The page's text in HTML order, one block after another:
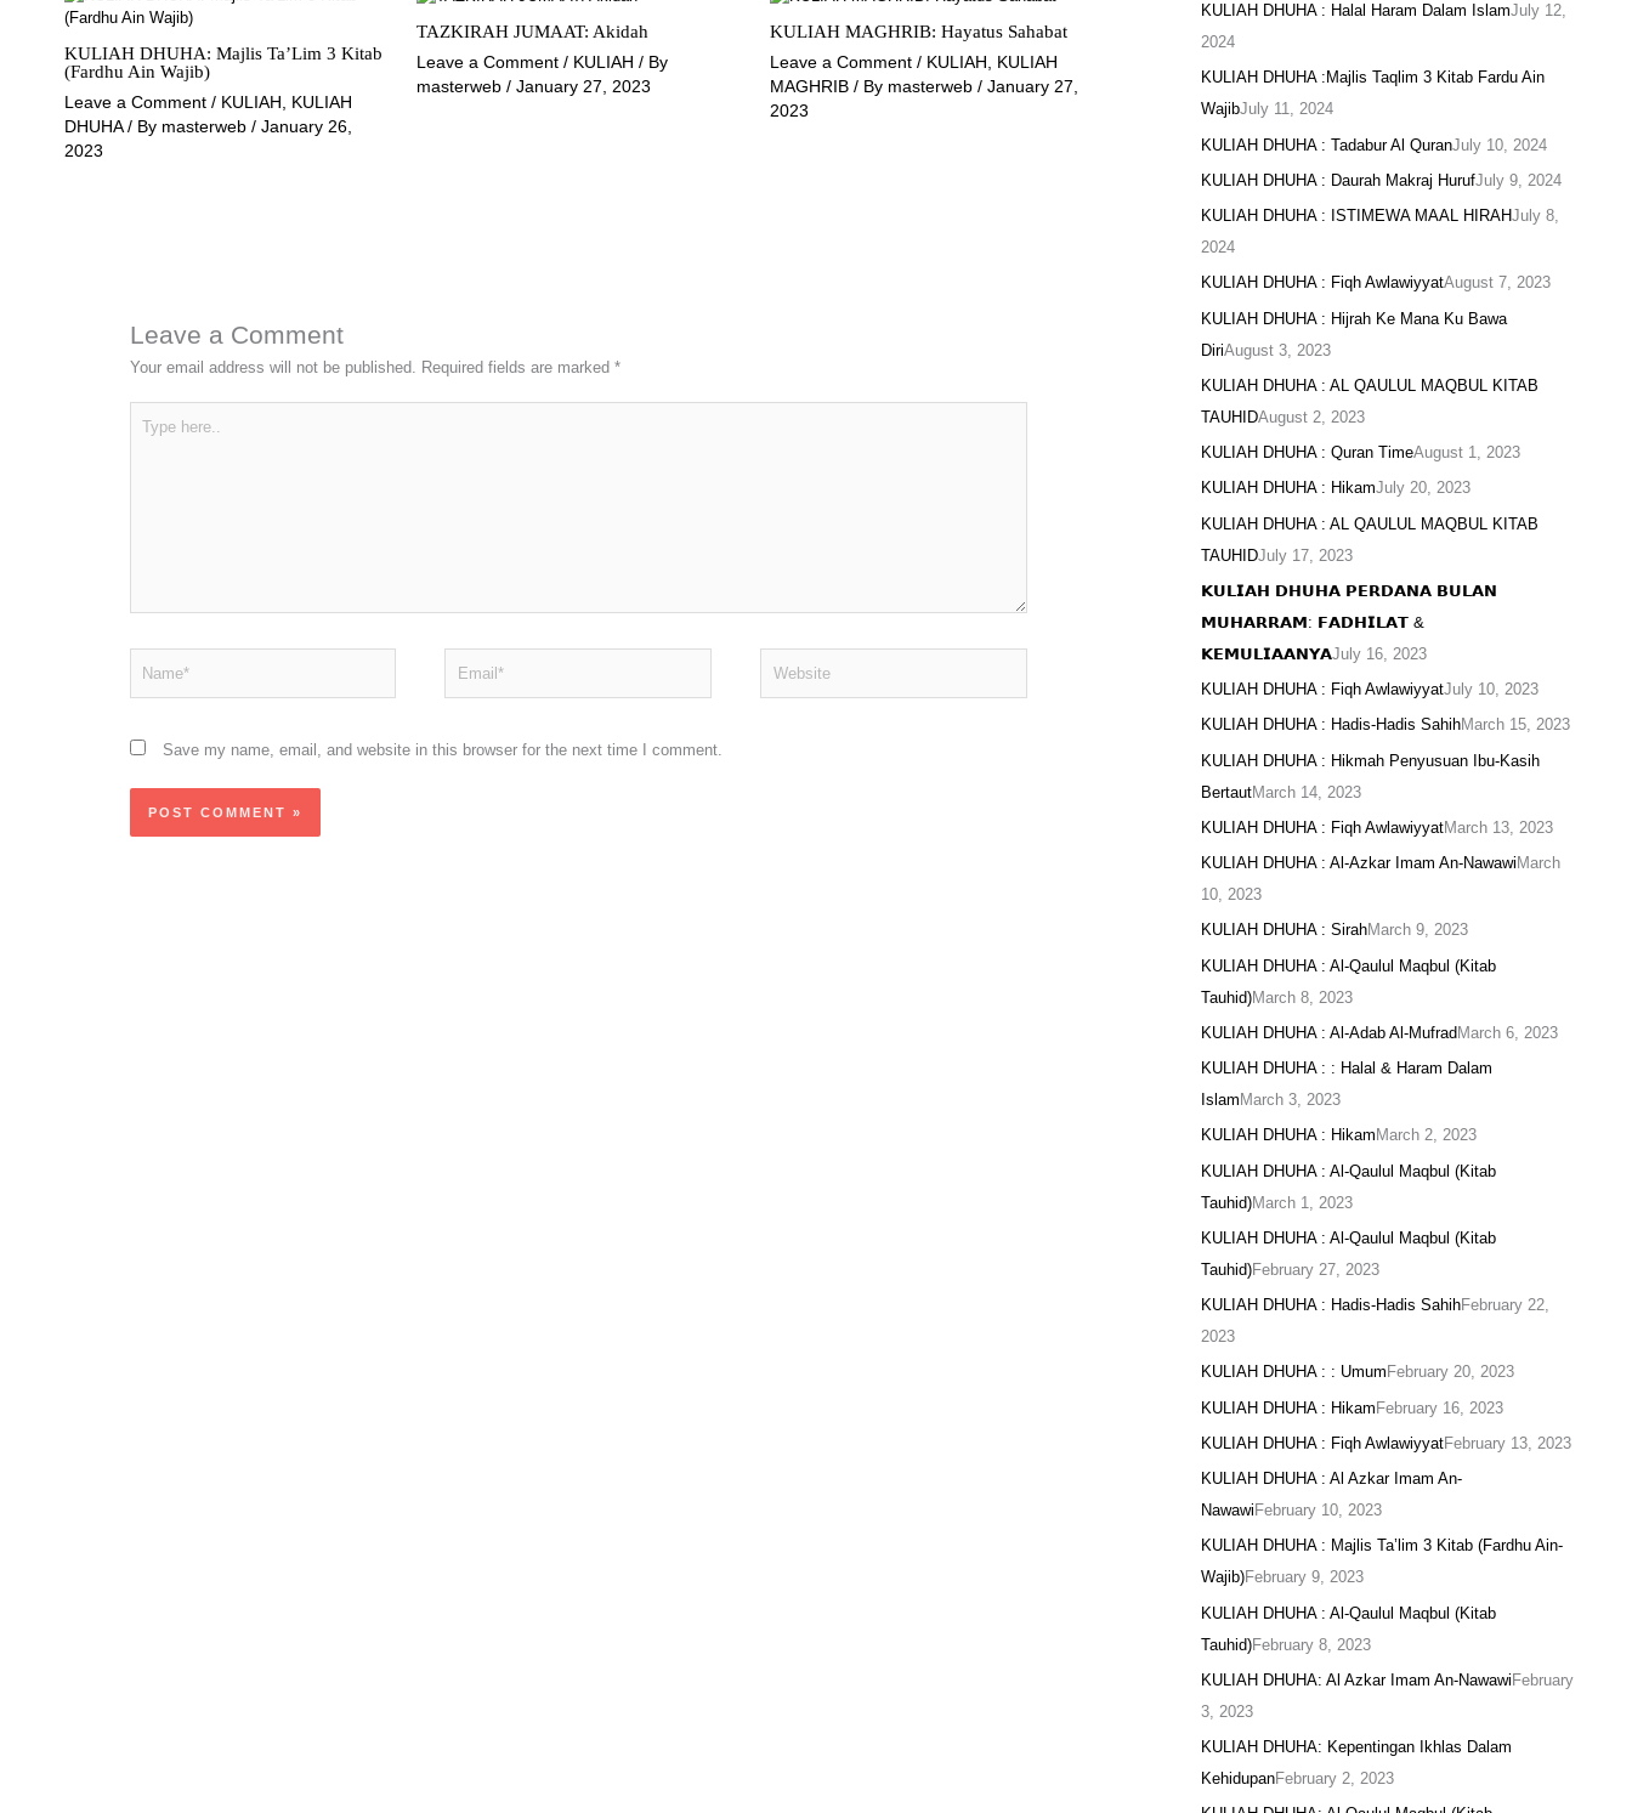
KULIAH DHUHA: Majlis Ta’Lim 3 Kitab
(Fardhu Ain Wajib)
Leave a Comment / KULIAH, KULIAH
DHUHA/ By masterweb / January 26,
2023
TAZKIRAH JUMAAT: Akidah
Leave a Comment / KULIAH / By
masterweb/January 27, 2023
KULIAH MAGHRIB: Hayatus Sahabat
Leave a Comment / KULIAH, KULIAH
MAGHRIB / By masterweb/January 27,
2023
Leave a Comment
Your email address will not be published. Required fields are marked *
here..
Save my name, email, and website in this browser for the next time I comment.
KULIAH DHUHA : Halal Haram Dalam IslamJuly 12,
2024
KULIAH DHUHA :Majlis Taqlim 3 Kitab Fardu Ain
WajibJuly 11, 2024
KULIAH DHUHA : Tadabur Al QuranJuly 10, 2024
KULIAH DHUHA : Daurah Makraj HurufJuly 9, 2024
KULIAH DHUHA : ISTIMEWA MAAL HIRAHJuly 8,
2024
KULIAH DHUHA : Fiqh AwlawiyyatAugust 7, 2023
KULIAH DHUHA : Hijrah Ke Mana Ku Bawa
DiriAugust 3, 2023
KULIAH DHUHA : AL QAULUL MAQBUL KITAB
TAUHIDAugust 2, 2023
KULIAH DHUHA : Quran TimeAugust 1, 2023
KULIAH DHUHA : HikamJuly 20, 2023
KULIAH DHUHA : AL QAULUL MAQBUL KITAB
TAUHIDJuly 17, 2023
𝗞𝗨𝗟𝗜𝗔𝗛 𝗗𝗛𝗨𝗛𝗔 𝗣𝗘𝗥𝗗𝗔𝗡𝗔 𝗕𝗨𝗟𝗔𝗡
𝗠𝗨𝗛𝗔𝗥𝗥𝗔𝗠: 𝗙𝗔𝗗𝗛𝗜𝗟𝗔𝗧 &
𝗞𝗘𝗠𝗨𝗟𝗜𝗔𝗔𝗡𝗬𝗔July 16, 2023
KULIAH DHUHA : Fiqh AwlawiyyatJuly 10, 2023
KULIAH DHUHA : Hadis-Hadis SahihMarch 15, 2023
KULIAH DHUHA : Hikmah Penyusuan Ibu-Kasih
BertautMarch 14, 2023
KULIAH DHUHA : Fiqh AwlawiyyatMarch 13, 2023
KULIAH DHUHA : Al-Azkar Imam An-Nawawi March
10, 2023
KULIAH DHUHA : SirahMarch 9, 2023
KULIAH DHUHA : Al-Qaulul Maqbul (Kitab
Tauhid)March 8, 2023
KULIAH DHUHA : Al-Adab Al-Mufrad March 6, 2023
KULIAH DHUHA : : Halal & Haram Dalam
Islam March 3, 2023
KULIAH DHUHA : Hikam March 2, 2023
KULIAH DHUHA : Al-Qaulul Maqbul (Kitab
Tauhid)March 1, 2023
KULIAH DHUHA : Al-Qaulul Maqbul (Kitab
Tauhid)February 27, 2023
KULIAH DHUHA : Hadis-Hadis SahihFebruary 22,
2023
KULIAH DHUHA : : Umum February 20, 2023
KULIAH DHUHA : HikamFebruary 16, 2023
KULIAH DHUHA : Fiqh AwlawiyyatFebruary 13, 2023
KULIAH DHUHA : Al Azkar Imam An-
Nawawi February 10, 2023
KULIAH DHUHA : Majlis Ta’lim 3 Kitab (Fardhu Ain-
Wajib)February 9, 2023
KULIAH DHUHA : Al-Qaulul Maqbul (Kitab
Tauhid)February 8, 2023
KULIAH DHUHA: Al Azkar Imam An-Nawawi February
3, 2023
KULIAH DHUHA: Kepentingan Ikhlas Dalam
KehidupanFebruary 2, 2023